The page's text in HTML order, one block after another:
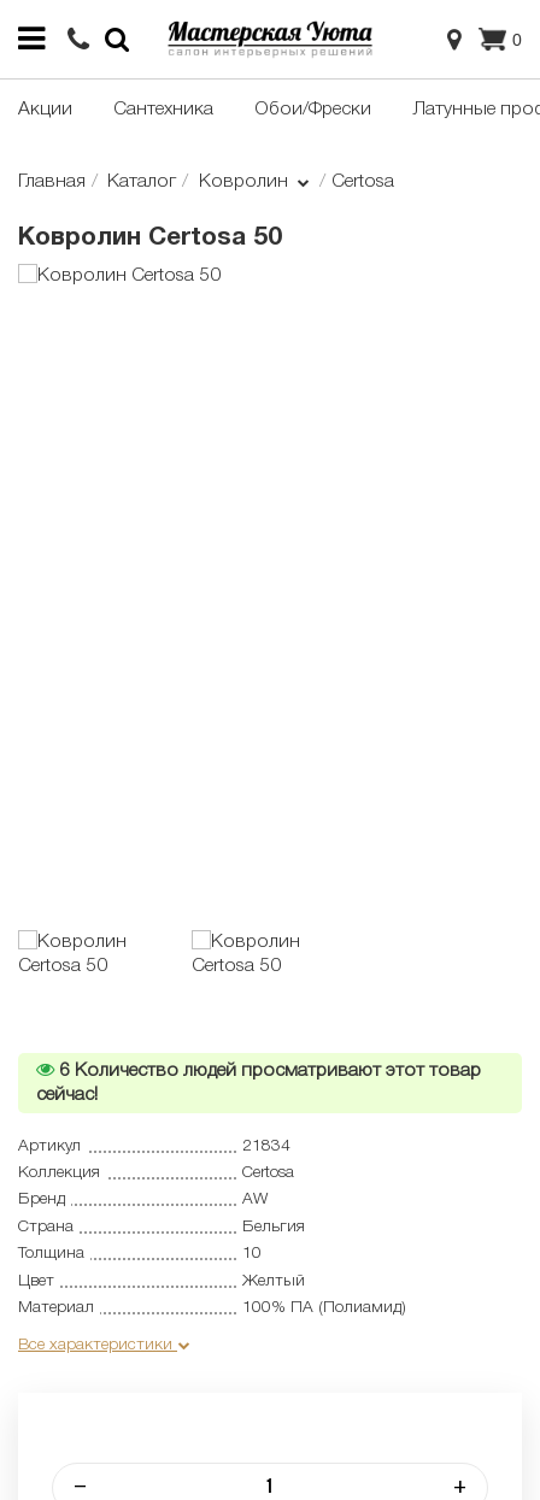
0
Акции Сантехника Обои/Фрески Латунные
Главная Каталог Ковролин Certosa
Ковролин Certosa 50
6 Количество людей просматривают этот товар
сейчас!
Артикул
21834
Коллекция
Certosa
Бренд
AW
Страна
Бельгия
Толщина
10
Цвет
Желтый
Материал
100% ПА (Полиамид)
Все характеристики
– +